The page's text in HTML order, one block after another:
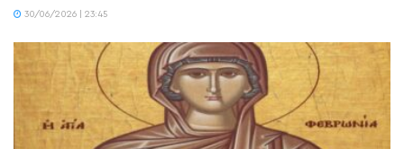
30/06/2026 | 23:45